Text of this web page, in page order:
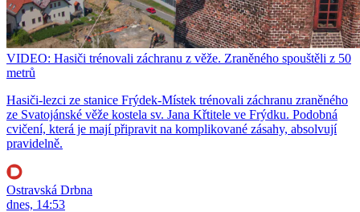
VIDEO: Hasiči trénovali záchranu z věže. Zraněného spouštěli z 50
metrů
Hasiči-lezci ze stanice Frýdek-Místek trénovali záchranu zraněného
ze Svatojánské věže kostela sv. Jana Křtitele ve Frýdku. Podobná
cvičení, která je mají připravit na komplikované zásahy, absolvují
pravidelně.
Ostravská Drbna
dnes, 14:53